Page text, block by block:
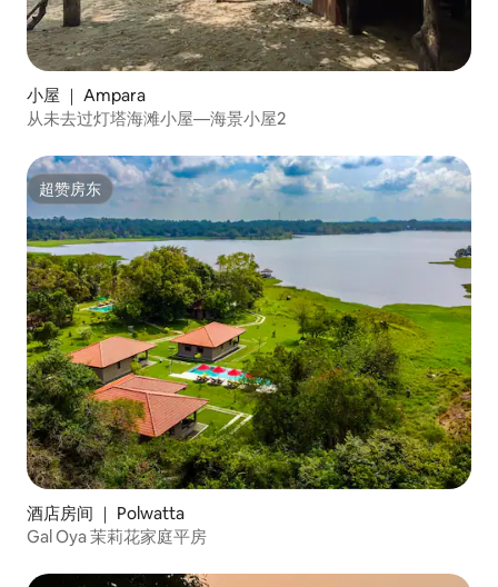
小屋 ｜ Ampara
从未去过灯塔海滩小屋—海景小屋2
超赞房东
超赞房东
酒店房间 ｜ Polwatta
Gal Oya 茉莉花家庭平房